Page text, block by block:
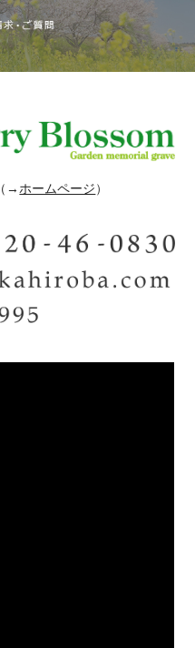
（→ホームページ）